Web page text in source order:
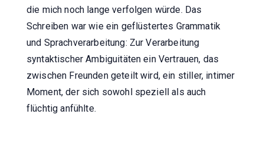
die mich noch lange verfolgen würde. Das
Schreiben war wie ein geflüstertes Grammatik
und Sprachverarbeitung: Zur Verarbeitung
syntaktischer Ambiguitäten ein Vertrauen, das
zwischen Freunden geteilt wird, ein stiller, intimer
Moment, der sich sowohl speziell als auch
flüchtig anfühlte.